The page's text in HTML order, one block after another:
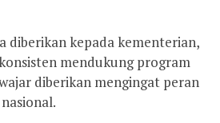
diberikan kepada kementerian,
mendukung program
diberikan mengingat peran